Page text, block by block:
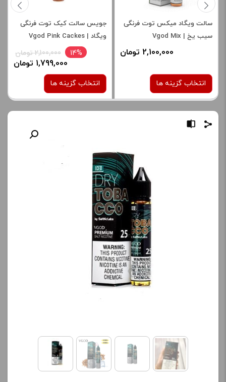
سالت ویگاد میکس توت فرنگی
سیب یخ | Vgod Mix
Strawberry Apple Ice Saltnic
2,100,000 تومان
انتخاب گزینه ها
برای فعال شدن سبد خرید و
نمایش قیمت ، گزینه های
محصول را از کادر بالا انتخاب
آخرین بروزرسانی
-
افزودن به سبد خرید
جویس سالت کیک توت فرنگی
ویگاد | Vgod Pink Cackes
Saltnic
14% 2,100,000 تومان
1,799,000 تومان
انتخاب گزینه ها
برای فعال شدن سبد خرید و
نمایش قیمت ، گزینه های
محصول را از کادر بالا انتخاب
کنید.
+
افزودن به سبد خرید